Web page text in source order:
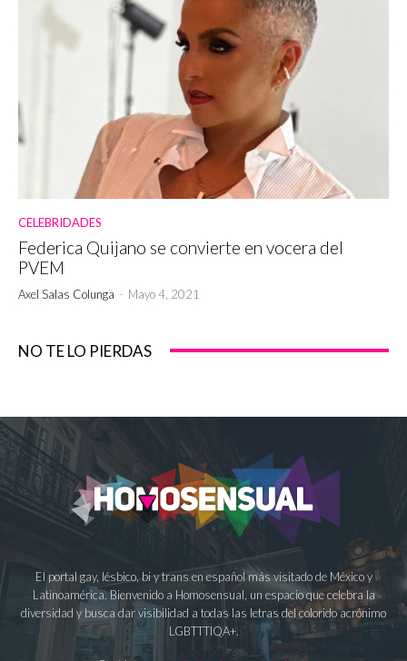
CELEBRIDADES
Federica Quijano se convierte en vocera del
PVEM
Axel Salas Colunga - Mayo 4, 2021
NO TE LO PIERDAS
El portal gay, lésbico, bi y trans en español más visitado de México y
Latinoamérica. Bienvenido a Homosensual, un espacio que celebra la
diversidad y busca dar visibilidad a todas las letras del colorido acrónimo
LGBTTTIQA+.